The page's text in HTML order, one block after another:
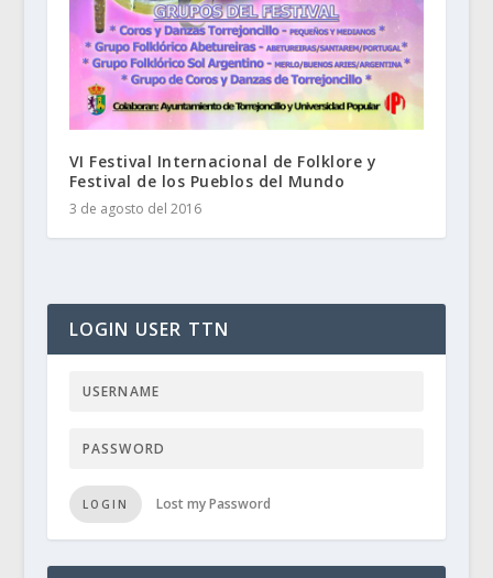
VI Festival Internacional de Folklore y
Festival de los Pueblos del Mundo
3 de agosto del 2016
LOGIN USER TTN
LOGIN Lost my Password